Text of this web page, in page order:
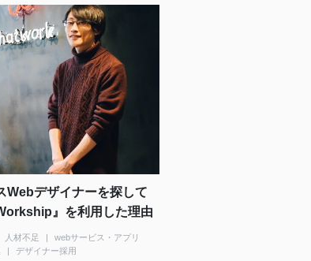
Webデザイナーを探して
』を利用した理由
人材不足
webサービス・アプリ
デザイナー採用